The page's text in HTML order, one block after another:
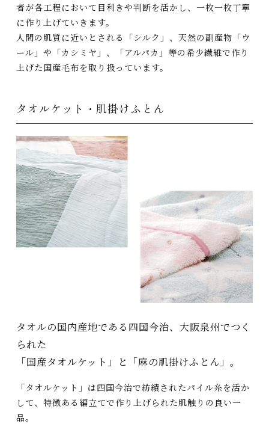
者が各工程において目利きや判断を活かし、一枚一枚丁寧
に作り上げていきます。
人間の肌質に近いとされる「シルク」、天然の副産物「ウ
ール」や「カシミヤ」、「アルパカ」等の希少繊維で作り
上げた国産毛布を取り扱っています。
タオルケット・肌掛けふとん
タオルの国内産地である四国今治、大阪泉州でつく
られた
「国産タオルケット」と「麻の肌掛けふとん」。
「タオルケット」は四国今治で紡績されたパイル糸を活か
して、特徴ある編立てで作り上げられた肌触りの良い一
品。